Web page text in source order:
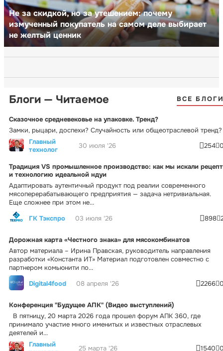
Не за скидкой, но за утешением: почему
измученный покупатель на самом деле выбирает
не желтый ценник
Блоги — Читаемое ВСЕ
Сказочное средневековье на упаковке. Тренд?
Замки, рыцари, доспехи? Случайность или общеотраслевой тренд?
Главный
технолог
30 июля '26 254
Традиция VS промышленное производство: как мы искали рецепт
и технологию идеальной ндуи
Адаптировать аутентичный продукт под реалии современного
мясоперерабатывающего предприятия — задача нетривиальная.
Еще сложнее при этом не...
ГК Тэкспро
03 июля '26 898
Дорожная карта «Честного знака» для мясокомбинатов
Автор материала – Ирина Правская, руководитель направления
разработки «Константа ИТ» Материал подготовлен совместно с
партнером комьюнити по...
Digital4food
08 апреля '26 2266
Конференция "Будущее АПК" (Видео выступлений)
В пятницу, 20 марта 2026 года прошел форум АПК 360, где
принимало участие много именитых и известных отраслевых
деятелей и...
Главный
25 марта '26 1540